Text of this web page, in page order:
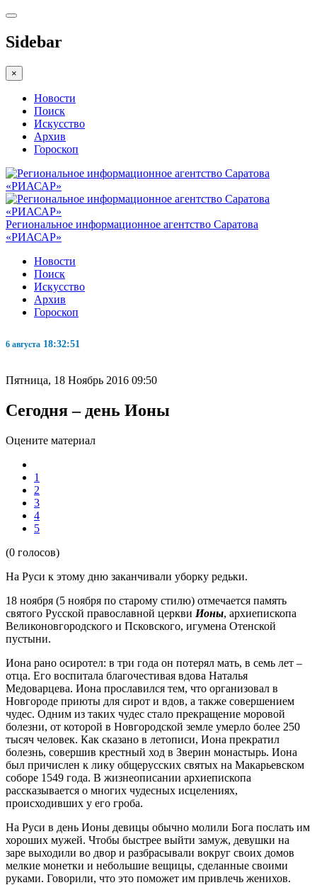
Sidebar
×
Новости
Поиск
Искусство
Архив
Гороскоп
Региональное информационное агентство Саратова
«РИАСАР»
Новости
Поиск
Искусство
Архив
Гороскоп
6 августа 18:32:52
Пятница, 18 Ноябрь 2016 09:50
Сегодня – день Ионы
Оцените материал
1
2
3
4
5
(0 голосов)
На Руси к этому дню заканчивали уборку редьки.
18 ноября (5 ноября по старому стилю) отмечается память
святого Русской православной церкви Ионы, архиепископа
Великоновгородского и Псковского, игумена Отенской
пустыни.
Иона рано осиротел: в три года он потерял мать, в семь лет –
отца. Его воспитала благочестивая вдова Наталья
Медоварцева. Иона прославился тем, что организовал в
Новгороде приюты для сирот и вдов, а также совершением
чудес. Одним из таких чудес стало прекращение моровой
болезни, от которой в Новгородской земле умерло более 250
тысяч человек. Как сказано в летописи, Иона прекратил
болезнь, совершив крестный ход в Зверин монастырь. Иона
был причислен к лику общерусских святых на Макарьевском
соборе 1549 года. В жизнеописании архиепископа
рассказывается о многих чудесных исцелениях,
происходивших у его гроба.
На Руси в день Ионы девицы обычно молили Бога послать им
хороших мужей. Чтобы быстрее выйти замуж, девушки на
заре выходили во двор и разбрасывали вокруг своих домов
мелкие монетки и небольшие вещицы, сделанные своими
руками. Говорили, что это поможет им привлечь женихов.